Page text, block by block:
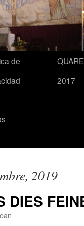
de
2017
2019
DIES